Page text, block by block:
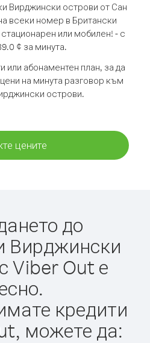
Вирджински острови от Сан
всеки номер в Британски
или мобилен! - с
¢ за минута.
или абонаментен план, за да
на минута разговор към
острови.
цените
до
Вирджински
Viber Out е
кредити
можете да: